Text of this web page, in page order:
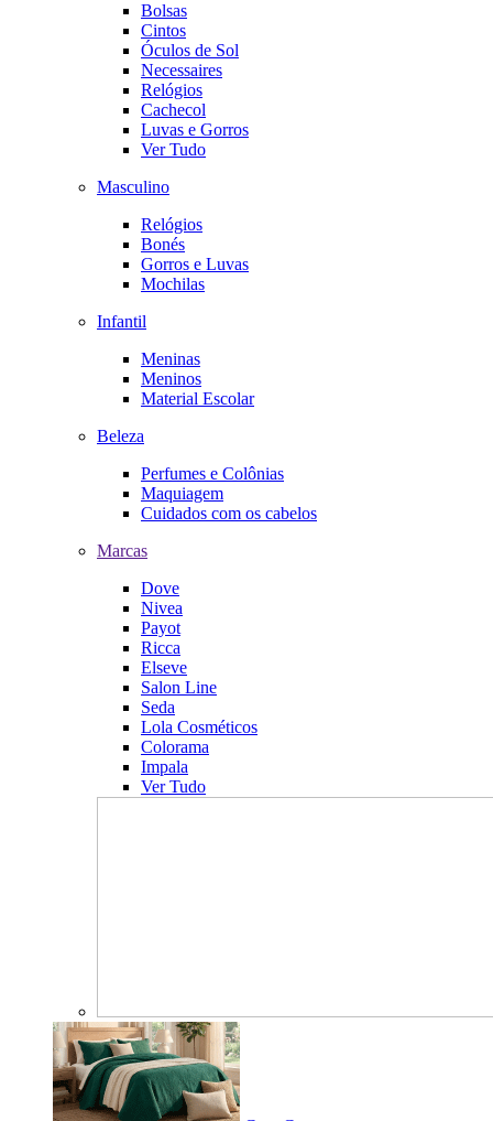
Bolsas
Cintos
Óculos de Sol
Necessaires
Relógios
Cachecol
Luvas e Gorros
Ver Tudo
Masculino
Relógios
Bonés
Gorros e Luvas
Mochilas
Infantil
Meninas
Meninos
Material Escolar
Beleza
Perfumes e Colônias
Maquiagem
Cuidados com os cabelos
Marcas
Dove
Nivea
Payot
Ricca
Elseve
Salon Line
Seda
Lola Cosméticos
Colorama
Impala
Ver Tudo